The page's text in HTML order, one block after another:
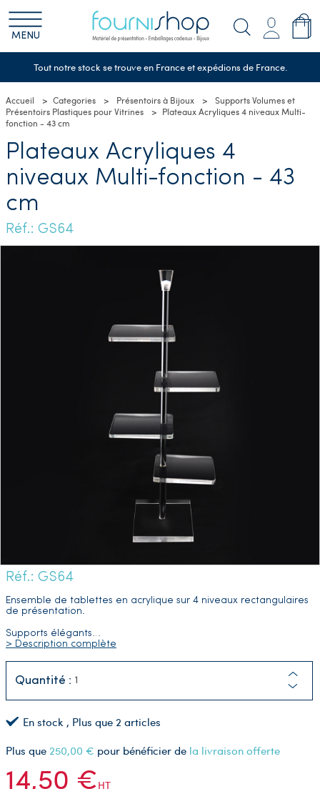
MENU
Tout notre stock se trouve en France et expédions de France.
Accueil Categories Présentoirs à Bijoux
Supports Volumes et
Présentoirs Plastiques pour Vitrines
Plateaux Acryliques 4 niveaux Multi-
fonction - 43 cm
Plateaux Acryliques 4
niveaux Multi-fonction - 43
cm
Réf.: GS64
Réf.: GS64
Ensemble de tablettes en acrylique sur 4 niveaux rectangulaires
de présentation.
Supports élégants…
> Description complète
Quantité :
En stock , Plus que 2 articles
Plus que 250,00 € pour bénéficier de la livraison offerte
14,50 €HT